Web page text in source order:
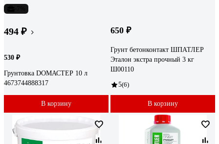
494 ₽
530 ₽
Грунтовка DОМАСТЕР 10 л
4673744888317
В корзину
650 ₽
Грунт бетонконтакт ШПАТЛЕР
Эталон экстра прочный 3 кг
Ш00110
5(6)
В корзину